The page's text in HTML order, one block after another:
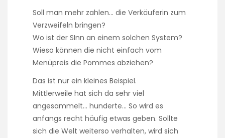
Soll man mehr zahlen… die Verkäuferin zum
Verzweifeln bringen?
Wo ist der SInn an einem solchen System?
Wieso können die nicht einfach vom
Menüpreis die Pommes abziehen?
Das ist nur ein kleines Beispiel.
Mittlerweile hat sich da sehr viel
angesammelt… hunderte… So wird es
anfangs recht häufig etwas geben. Sollte
sich die Welt weiterso verhalten, wird sich